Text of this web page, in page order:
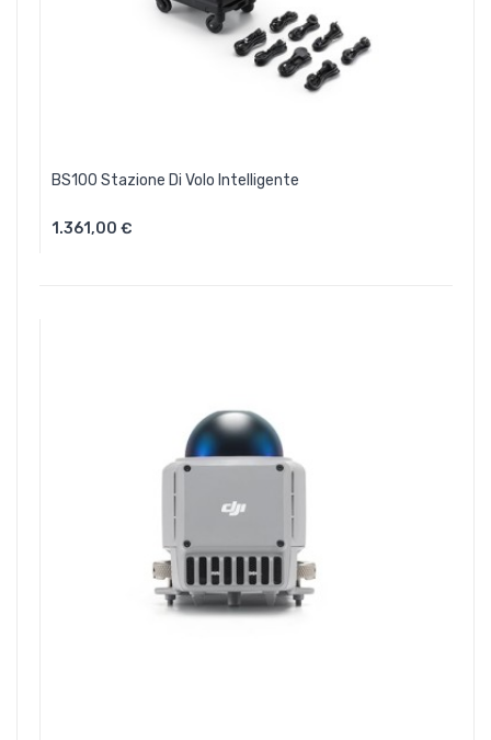
BS100 Stazione Di Volo Intelligente
1.361,00 €Aggiungi Al Carrello